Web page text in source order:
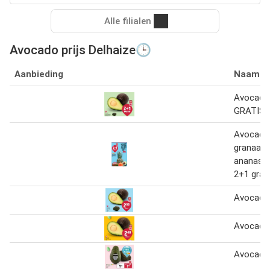
Alle filialen
Avocado prijs Delhaize🕒
Aanbieding Naam
GRATIS
ananas
2+1
Avocado
Avocado